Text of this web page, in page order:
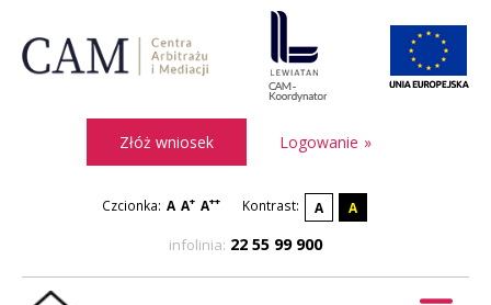
Czcionka: A A+ A++ Kontrast: A A
infolinia: 22 55 99 900
Złóż wniosek Logowanie